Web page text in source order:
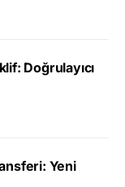
Doğrulayıcı
Yeni